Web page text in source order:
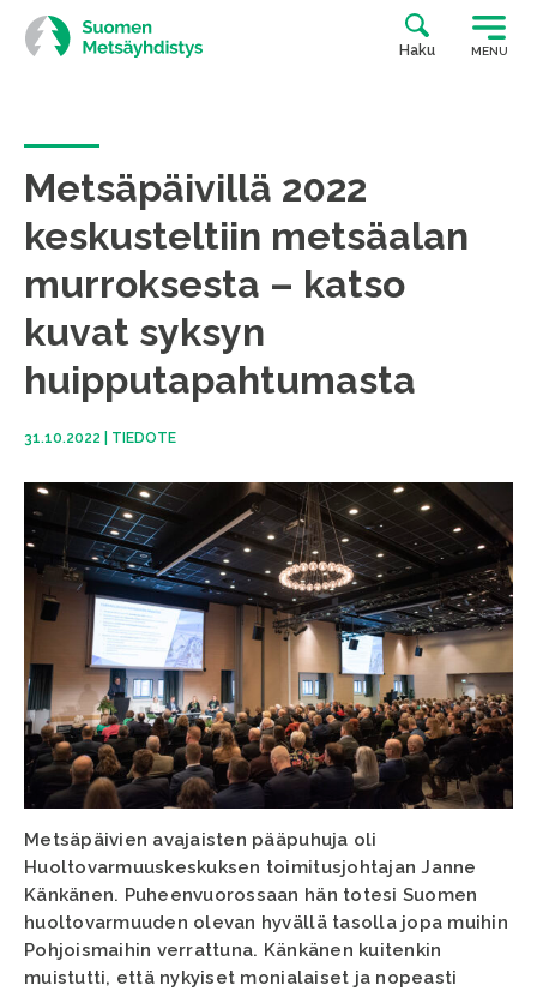
Siirry
suoraan
sisältöön
Haku MENU
Metsäpäivillä 2022
keskusteltiin metsäalan
murroksesta – katso
kuvat syksyn
huipputapahtumasta
31.10.2022 TIEDOTE
Metsäpäivien avajaisten pääpuhuja oli
Huoltovarmuuskeskuksen toimitusjohtajan Janne
Känkänen. Puheenvuorossaan hän totesi Suomen
huoltovarmuuden olevan hyvällä tasolla jopa muihin
Pohjoismaihin verrattuna. Känkänen kuitenkin
muistutti, että nykyiset monialaiset ja nopeasti